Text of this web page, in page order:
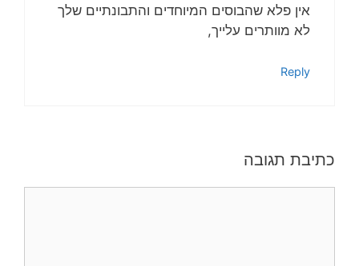
אין פלא שהבוסים המיוחדים והתבונתיים שלך
לא מוותרים עלייך,
Reply
כתיבת תגובה